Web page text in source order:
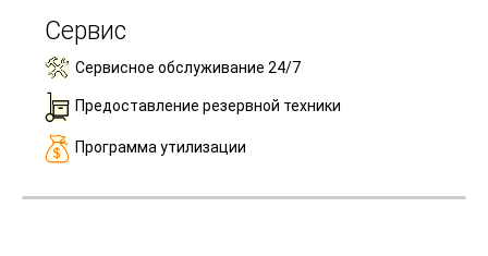
Сервис
Сервисное обслуживание 24/7
Предоставление резервной техники
Программа утилизации